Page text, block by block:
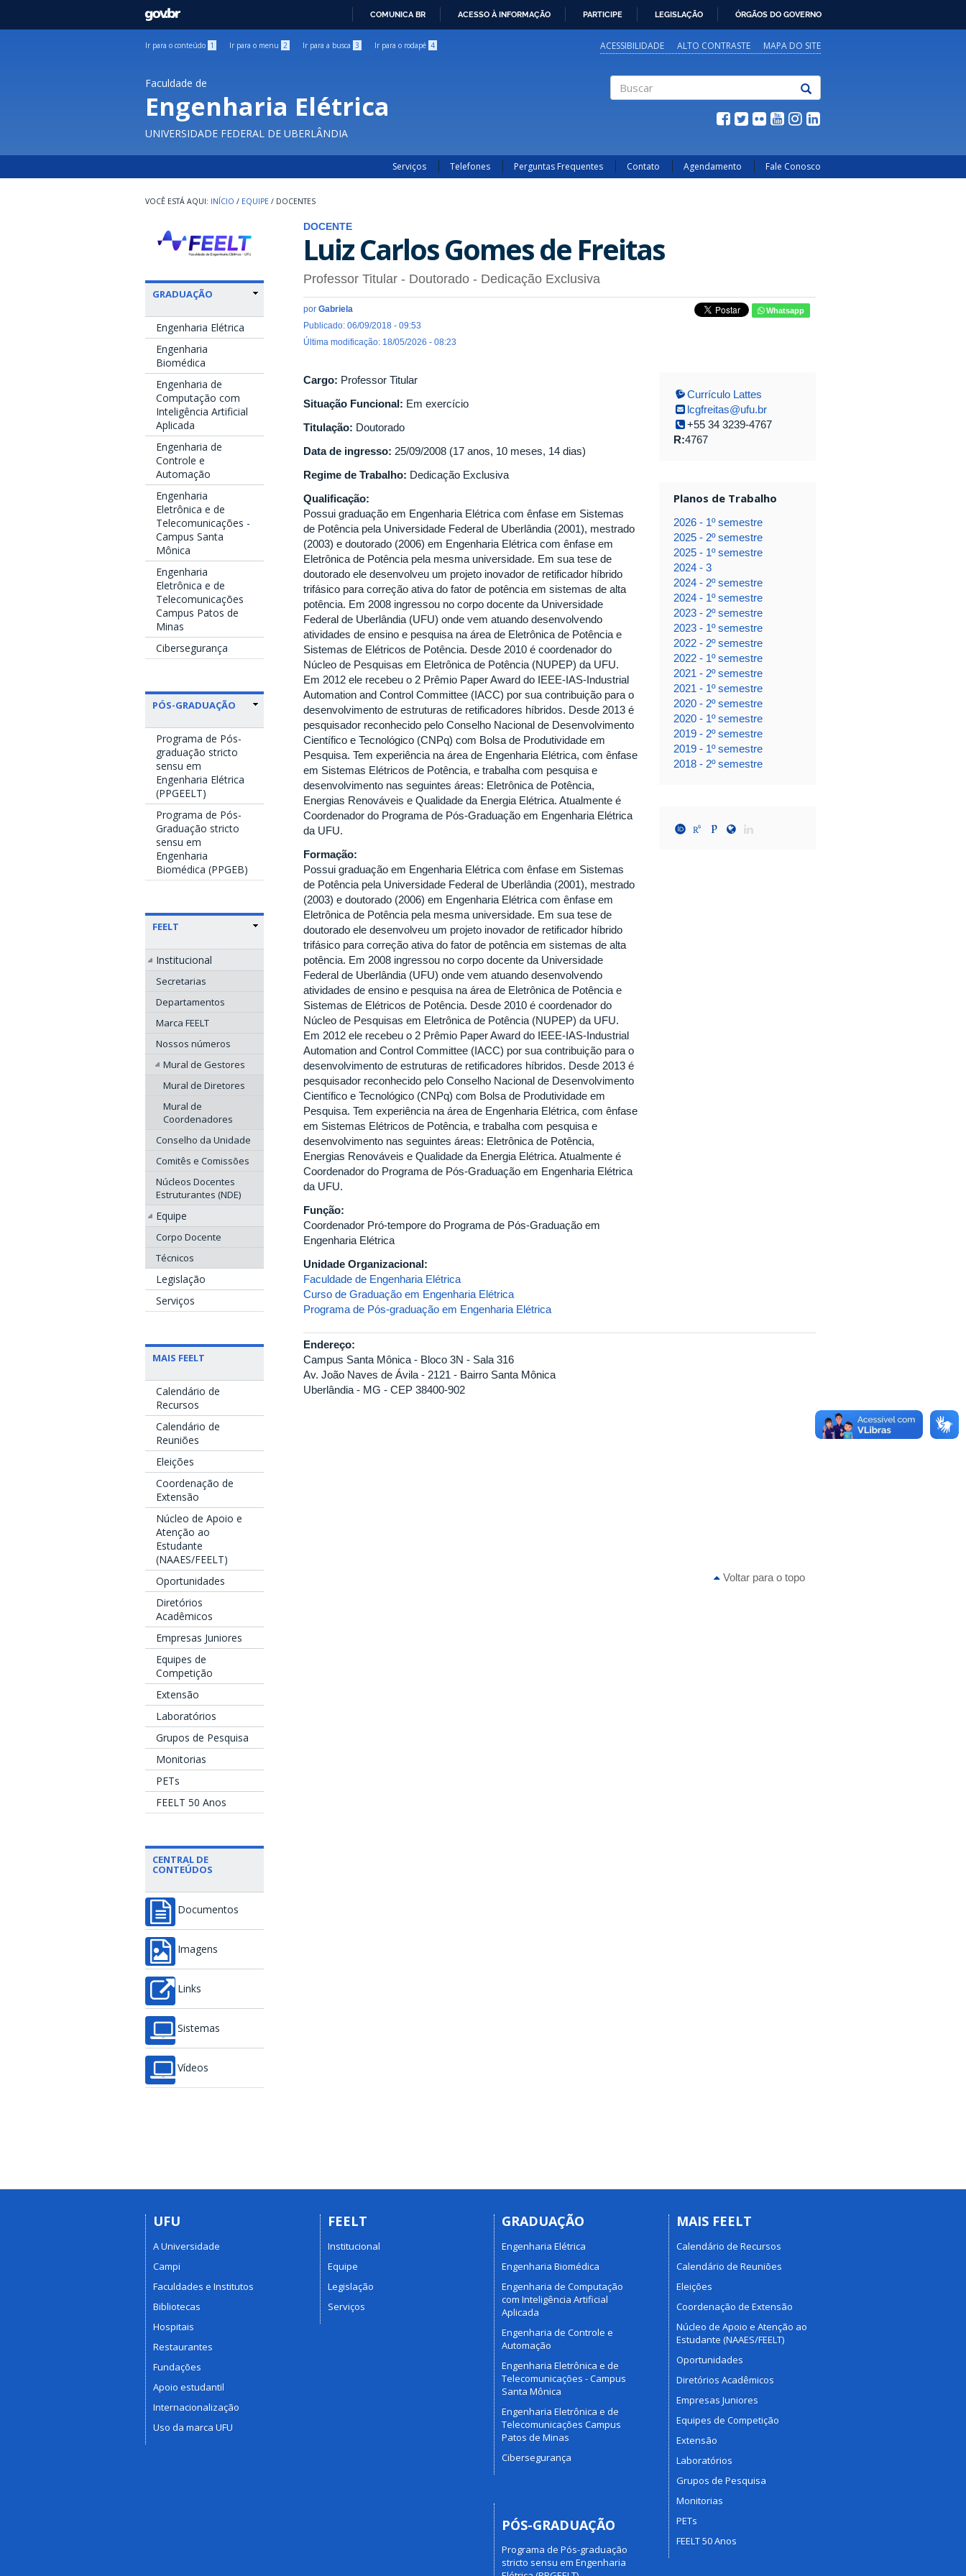
GOVBR
COMUNICA BR ACESSO À INFORMAÇÃO PARTICIPE LEGISLAÇÃO ÓRGÃOS DO GOVERNO
Ir para o conteúdo 1 Ir para o menu 2 Ir para a busca 3 Ir para o rodapé 4 ACESSIBILIDADE ALTO CONTRASTE MAPA DO SITE
Faculdade de
Engenharia Elétrica
UNIVERSIDADE FEDERAL DE UBERLÂNDIA
Serviços Telefones Perguntas Frequentes Contato Agendamento Fale Conosco
INÍCIO / EQUIPE / DOCENTES
GRADUAÇÃO
Engenharia Elétrica
Engenharia
Biomédica
Engenharia de
Computação com
Inteligência Artificial
Aplicada
Engenharia de
Controle e
Automação
Engenharia
Eletrônica e de
Telecomunicações -
Campus Santa
Mônica
Engenharia
Eletrônica e de
Telecomunicações
Campus Patos de
Minas
Cibersegurança
PÓS-GRADUAÇÃO
Programa de Pós-
graduação stricto
sensu em
Engenharia Elétrica
(PPGEELT)
Programa de Pós-
Graduação stricto
sensu em
Engenharia
Biomédica (PPGEB)
FEELT
Institucional
Secretarias
Departamentos
Marca FEELT
Nossos números
Mural de Gestores
Mural de Diretores
Mural de
Coordenadores
Conselho da Unidade
Comitês e Comissões
Núcleos Docentes
Estruturantes (NDE)
Equipe
Corpo Docente
Técnicos
Legislação
Serviços
MAIS FEELT
Calendário de
Recursos
Calendário de
Reuniões
Eleições
Coordenação de
Extensão
Núcleo de Apoio e
Atenção ao
Estudante
(NAAES/FEELT)
Oportunidades
Diretórios
Acadêmicos
Empresas Juniores
Equipes de
Competição
Extensão
Laboratórios
Grupos de Pesquisa
Monitorias
PETs
FEELT 50 Anos
CENTRAL DE
CONTEÚDOS
Documentos
Imagens
Links
Sistemas
Vídeos
DOCENTE
Luiz Carlos Gomes de Freitas
Professor Titular - Doutorado - Dedicação Exclusiva
por Gabriela
Publicado: 06/09/2018 - 09:53
Última modificação: 18/05/2026 - 08:23
Whatsapp
Cargo: Professor Titular
Situação Funcional: Em exercício
Titulação: Doutorado
Data de ingresso: 25/09/2008 (17 anos, 10 meses, 14 dias)
Regime de Trabalho: Dedicação Exclusiva
Qualificação:
Possui graduação em Engenharia Elétrica com ênfase em Sistemas
de Potência pela Universidade Federal de Uberlândia (2001), mestrado
(2003) e doutorado (2006) em Engenharia Elétrica com ênfase em
Eletrônica de Potência pela mesma universidade. Em sua tese de
doutorado ele desenvolveu um projeto inovador de retificador híbrido
trifásico para correção ativa do fator de potência em sistemas de alta
potência. Em 2008 ingressou no corpo docente da Universidade
Federal de Uberlândia (UFU) onde vem atuando desenvolvendo
atividades de ensino e pesquisa na área de Eletrônica de Potência e
Sistemas de Elétricos de Potência. Desde 2010 é coordenador do
Núcleo de Pesquisas em Eletrônica de Potência (NUPEP) da UFU.
Em 2012 ele recebeu o 2 Prêmio Paper Award do IEEE-IAS-Industrial
Automation and Control Committee (IACC) por sua contribuição para o
desenvolvimento de estruturas de retificadores híbridos. Desde 2013 é
pesquisador reconhecido pelo Conselho Nacional de Desenvolvimento
Científico e Tecnológico (CNPq) com Bolsa de Produtividade em
Pesquisa. Tem experiência na área de Engenharia Elétrica, com ênfase
em Sistemas Elétricos de Potência, e trabalha com pesquisa e
desenvolvimento nas seguintes áreas: Eletrônica de Potência,
Energias Renováveis e Qualidade da Energia Elétrica. Atualmente é
Coordenador do Programa de Pós-Graduação em Engenharia Elétrica
da UFU.
Formação:
Possui graduação em Engenharia Elétrica com ênfase em Sistemas
de Potência pela Universidade Federal de Uberlândia (2001), mestrado
(2003) e doutorado (2006) em Engenharia Elétrica com ênfase em
Eletrônica de Potência pela mesma universidade. Em sua tese de
doutorado ele desenvolveu um projeto inovador de retificador híbrido
trifásico para correção ativa do fator de potência em sistemas de alta
potência. Em 2008 ingressou no corpo docente da Universidade
Federal de Uberlândia (UFU) onde vem atuando desenvolvendo
atividades de ensino e pesquisa na área de Eletrônica de Potência e
Sistemas de Elétricos de Potência. Desde 2010 é coordenador do
Núcleo de Pesquisas em Eletrônica de Potência (NUPEP) da UFU.
Em 2012 ele recebeu o 2 Prêmio Paper Award do IEEE-IAS-Industrial
Automation and Control Committee (IACC) por sua contribuição para o
desenvolvimento de estruturas de retificadores híbridos. Desde 2013 é
pesquisador reconhecido pelo Conselho Nacional de Desenvolvimento
Científico e Tecnológico (CNPq) com Bolsa de Produtividade em
Pesquisa. Tem experiência na área de Engenharia Elétrica, com ênfase
em Sistemas Elétricos de Potência, e trabalha com pesquisa e
desenvolvimento nas seguintes áreas: Eletrônica de Potência,
Energias Renováveis e Qualidade da Energia Elétrica. Atualmente é
Coordenador do Programa de Pós-Graduação em Engenharia Elétrica
da UFU.
Função:
Coordenador Pró-tempore do Programa de Pós-Graduação em
Engenharia Elétrica
Unidade Organizacional:
Faculdade de Engenharia Elétrica
Curso de Graduação em Engenharia Elétrica
Programa de Pós-graduação em Engenharia Elétrica
Currículo Lattes
lcgfreitas@ufu.br
+55 34 3239-4767
R:4767
Planos de Trabalho
2026 - 1º semestre
2025 - 2º semestre
2025 - 1º semestre
2024 - 3
2024 - 2º semestre
2024 - 1º semestre
2023 - 2º semestre
2023 - 1º semestre
2022 - 2º semestre
2022 - 1º semestre
2021 - 2º semestre
2021 - 1º semestre
2020 - 2º semestre
2020 - 1º semestre
2019 - 2º semestre
2019 - 1º semestre
2018 - 2º semestre
Endereço:
Campus Santa Mônica - Bloco 3N - Sala 316
Av. João Naves de Ávila - 2121 - Bairro Santa Mônica
Uberlândia - MG - CEP 38400-902
Voltar para o topo
UFU
A Universidade
Campi
Faculdades e Institutos
Bibliotecas
Hospitais
Restaurantes
Fundações
Apoio estudantil
Internacionalização
Uso da marca UFU
FEELT
Institucional
Equipe
Legislação
Serviços
GRADUAÇÃO
Engenharia Elétrica
Engenharia Biomédica
Engenharia de Computação
com Inteligência Artificial
Aplicada
Engenharia de Controle e
Automação
Engenharia Eletrônica e de
Telecomunicações - Campus
Santa Mônica
Engenharia Eletrônica e de
Telecomunicações Campus
Patos de Minas
Cibersegurança
PÓS-GRADUAÇÃO
Programa de Pós-graduação
stricto sensu em Engenharia
MAIS FEELT
Calendário de Recursos
Calendário de Reuniões
Eleições
Coordenação de Extensão
Núcleo de Apoio e Atenção ao
Estudante (NAAES/FEELT)
Oportunidades
Diretórios Acadêmicos
Empresas Juniores
Equipes de Competição
Extensão
Laboratórios
Grupos de Pesquisa
Monitorias
PETs
FEELT 50 Anos